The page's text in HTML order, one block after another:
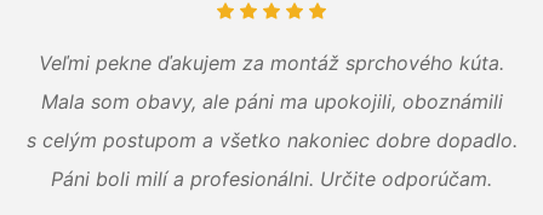
Veľmi pekne ďakujem za montáž sprchového kúta.
Mala som obavy, ale páni ma upokojili, oboznámili
s celým postupom a všetko nakoniec dobre dopadlo.
Páni boli milí a profesionálni. Určite odporúčam.